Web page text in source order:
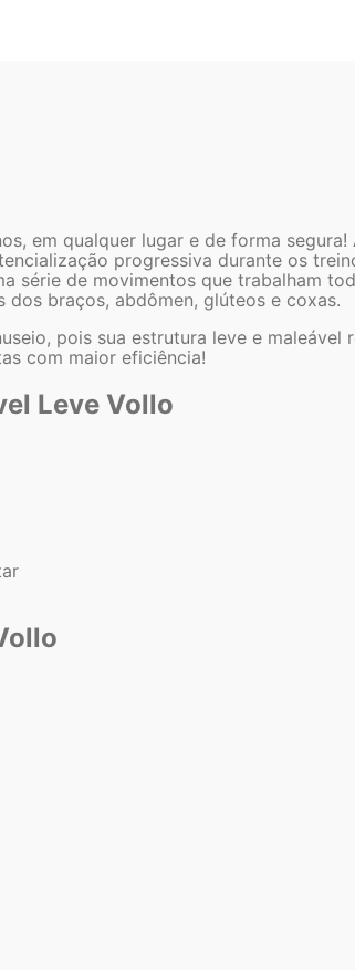
em qualquer lugar e de forma segura!
progressiva durante os
série de movimentos que trabalham
braços, abdômen, glúteos e coxas.
pois sua estrutura leve e
com maior eficiência!
Leve Vollo